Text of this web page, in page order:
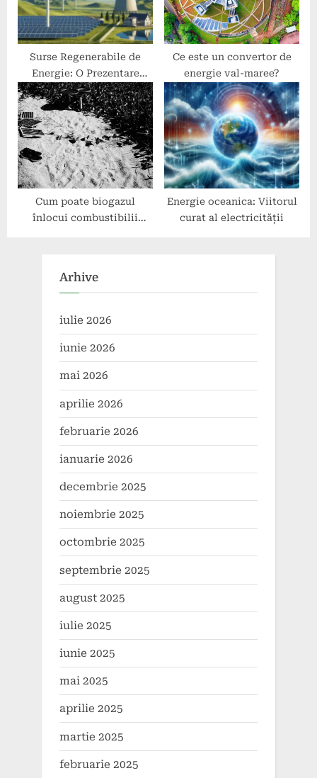
Surse Regenerabile de
Energie: O Prezentare
Generala
Ce este un convertor de
energie val-maree?
Cum poate biogazul
înlocui combustibilii
Energie oceanica: Viitorul
curat al electricității
Arhive
iulie 2026
iunie 2026
mai 2026
aprilie 2026
februarie 2026
ianuarie 2026
decembrie 2025
noiembrie 2025
octombrie 2025
septembrie 2025
august 2025
iulie 2025
iunie 2025
mai 2025
aprilie 2025
martie 2025
februarie 2025